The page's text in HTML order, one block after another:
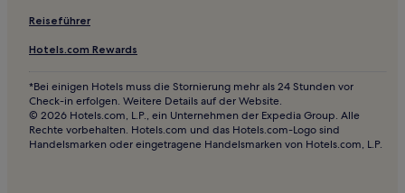
Reiseführer
Hotels.com Rewards
*Bei einigen Hotels muss die Stornierung mehr als 24 Stunden vor
Check-in erfolgen. Weitere Details auf der Website.
© 2026 Hotels.com, L.P., ein Unternehmen der Expedia Group. Alle
Rechte vorbehalten. Hotels.com und das Hotels.com-Logo sind
Handelsmarken oder eingetragene Handelsmarken von Hotels.com, L.P.